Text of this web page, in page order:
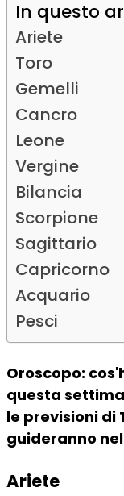
In questo
Ariete
Toro
Gemelli
Cancro
Leone
Vergine
Bilancia
Scorpione
Sagittario
Capricorno
Acquario
Pesci
Oroscopo:
questa
le previsioni di
guideranno
Ariete